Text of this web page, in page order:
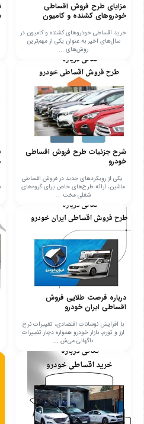
مزایای طرح فروش اقساطی
خودروهای کشنده و کامیون
خرید اقساطی خودروهای کشنده و کامیون در
سال‌های اخیر به عنوان یکی از مهم‌ترین
روش‌های ...
شرح جزئیات طرح فروش اقساطی
خودرو
یکی از رویکردهای جدید در فروش اقساطی
ماشین، ارائه طرح‌های خاص برای گروه‌های
شغلی مخت ...
درباره فرصت طلایی فروش
اقساطی ایران خودرو
با افزایش نوسانات اقتصادی، تغییرات نرخ
ارز و تورم، بازار خودرو همواره دچار تغییرات
ناگهانی می‌ش ...